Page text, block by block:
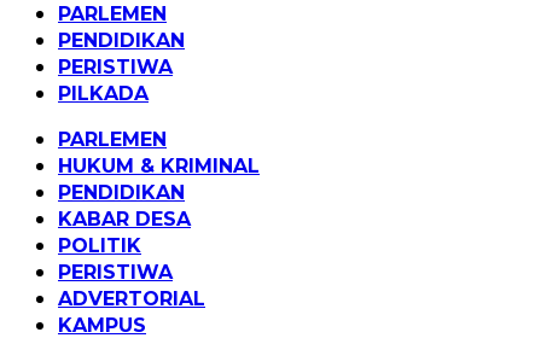
PARLEMEN
PENDIDIKAN
PERISTIWA
PILKADA
PARLEMEN
HUKUM & KRIMINAL
PENDIDIKAN
KABAR DESA
POLITIK
PERISTIWA
ADVERTORIAL
KAMPUS